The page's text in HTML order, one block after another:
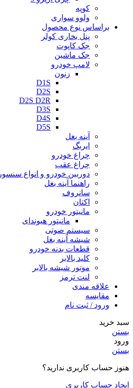
کوپه
ولوو سواری
براساس نوع محصول
پنل بخاری کولر
جک کاپوت
جک ماشین
لامپ خودرو
زنون
D1S
D2S
D2S D2R
D3S
D4S
D5S
آینه بغل
ایربگ
چراغ خودرو
چراغ عقب
دوربین خودرو و انواع سنسور
راهنما آینه بغل
سانروف
اکتان
مانیتور خودرو
مانیتور هیوندای
سیستم صوتی
شیشه آینه بغل
قطعات بدنه خودرو
کلید بالابر
موتور شیشه بالابر
لنت ترمز
علاقه مندی
مقایسه
ورود / ثبت نام
سبد خرید
بستن
ورود
بستن
هنوز حساب کاربری ندارید؟
ایجاد حساب کاربری